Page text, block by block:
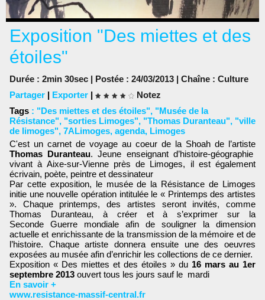
Exposition "Des miettes et des
étoiles"
Durée : 2min 30sec | Postée : 24/03/2013 | Chaîne : Culture
Partager | Exporter |
Notez
Tags : "Des miettes et des étoiles", "Musée de la
Résistance", "sorties Limoges", "Thomas Duranteau", "ville
de limoges", 7ALimoges, agenda, Limoges
C'est un carnet de voyage au coeur de la Shoah de l’artiste
Thomas Duranteau. Jeune enseignant d’histoire-géographie
vivant à Aixe-sur-Vienne près de Limoges, il est également
écrivain, poète, peintre et dessinateur
Par cette exposition, le musée de la Résistance de Limoges
initie une nouvelle opération intitulée le « Printemps des artistes
». Chaque printemps, des artistes seront invités, comme
Thomas Duranteau, à créer et à s’exprimer sur la
Seconde Guerre mondiale afin de souligner la dimension
actuelle et enrichissante de la transmission de la mémoire et de
l’histoire. Chaque artiste donnera ensuite une des oeuvres
exposées au musée afin d’enrichir les collections de ce dernier.
Exposition « Des miettes et des étoiles » du 16 mars au 1er
septembre 2013 ouvert tous les jours sauf le mardi
En savoir +
www.resistance-massif-central.fr